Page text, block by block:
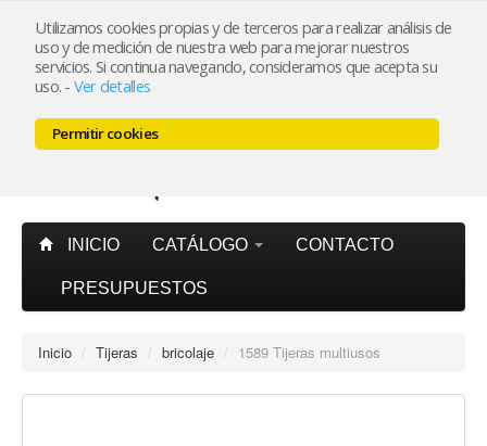
Utilizamos cookies propias y de terceros para realizar análisis de
uso y de medición de nuestra web para mejorar nuestros
servicios. Si continua navegando, consideramos que acepta su
uso. - Ver detalles
Permitir cookies
Mi cuenta
INICIO CATÁLOGO CONTACTO
PRESUPUESTOS
Inicio / Tijeras / bricolaje / 1589 Tijeras multiusos